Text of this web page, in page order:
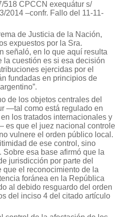
518 CPCCN exequátur s/
2014 –confr. Fallo del 11-11-
de Justicia de la Nación,
expuestos por la Sra.
señaló, en lo que aquí resulta
la cuestión es si esa decisión
ejercidas por el
fundadas en principios de
de los objetos centrales del
—tal como está regulado en
los tratados internacionales y
es que el juez nacional controle
vulnere el orden público local.
de ese control, sino
esa base afirmó que la
jurisdicción por parte del
que el reconocimiento de la
foránea en la República
al debido resguardo del orden
del inciso 4 del citado artículo